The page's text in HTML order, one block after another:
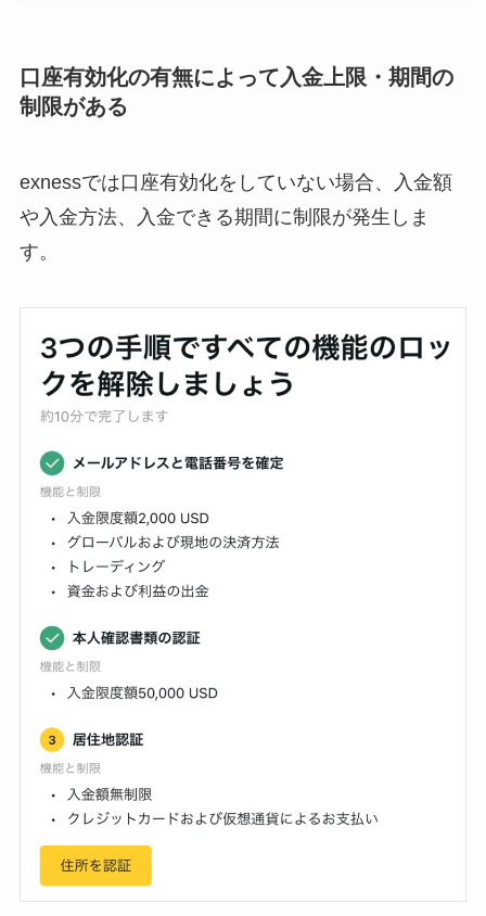
口座有効化の有無によって入金上限・期間の
制限がある
exnessでは口座有効化をしていない場合、入金額
や入金方法、入金できる期間に制限が発生しま
す。